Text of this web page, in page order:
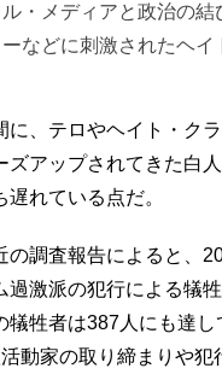
・メディアと政治の結
などに刺激されたヘイ
、テロやヘイト・ク
アップされてきた白
れている点だ。
調査報告によると、
激派の犯行による犠
牲者は387人にも達し
動家の取り締まりや犯